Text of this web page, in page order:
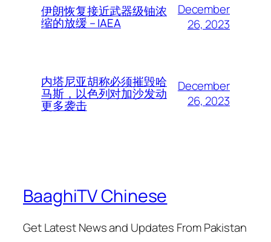
伊朗恢复接近武器级铀浓
缩的放缓 – IAEA
December
26, 2023
内塔尼亚胡称必须摧毁哈
马斯，以色列对加沙发动
更多袭击
December
26, 2023
BaaghiTV Chinese
Get Latest News and Updates From Pakistan